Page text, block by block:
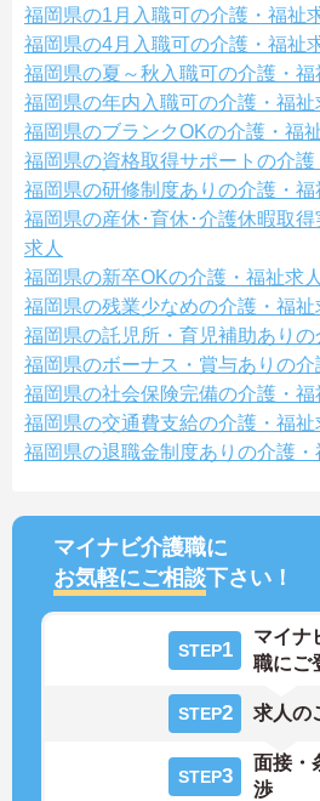
福岡県の1月入職可の介護・福祉
福岡県の4月入職可の介護・福祉
福岡県の夏～秋入職可の介護・福
福岡県の年内入職可の介護・福祉
福岡県のブランクOKの介護・福
福岡県の資格取得サポートの介護
福岡県の研修制度ありの介護・福
福岡県の産休･育休･介護休暇取
求人
福岡県の新卒OKの介護・福祉求人
福岡県の残業少なめの介護・福祉
福岡県の託児所・育児補助ありの
福岡県のボーナス・賞与ありの介
福岡県の社会保険完備の介護・福
福岡県の交通費支給の介護・福祉
福岡県の退職金制度ありの介護・
マイナビ介護職に
お気軽にご相談下さい！
STEP1
マイナ
職にご
STEP2 求人の
STEP3
面接・
渉